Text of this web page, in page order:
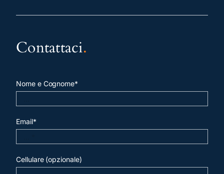
Contattaci.
Nome e Cognome*
Email*
Cellulare (opzionale)